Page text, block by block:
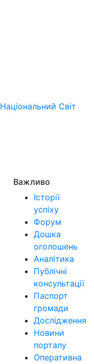
Національний Світ
Важливо
Історії
успіху
Форум
Дошка
оголошень
Аналітика
Публічні
консультації
Паспорт
громади
Дослідження
Новини
порталу
Оперативна